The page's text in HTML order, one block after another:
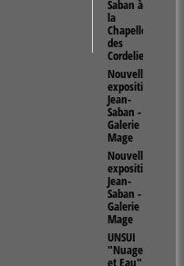
Saban à
la
Chapelle
des
Cordeliers
Nouvelle
exposition
Jean-
Saban -
Galerie
Mage
Nouvelle
exposition
Jean-
Saban -
Galerie
Mage
UNSUI
"Nuages
et Eau"